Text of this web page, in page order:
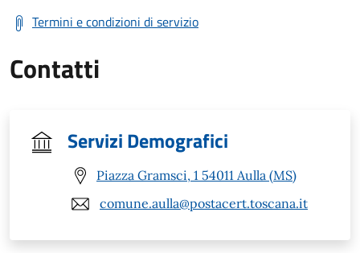
Termini e condizioni di servizio
Contatti
Servizi Demografici
Piazza Gramsci, 1 54011 Aulla (MS)
comune.aulla@postacert.toscana.it